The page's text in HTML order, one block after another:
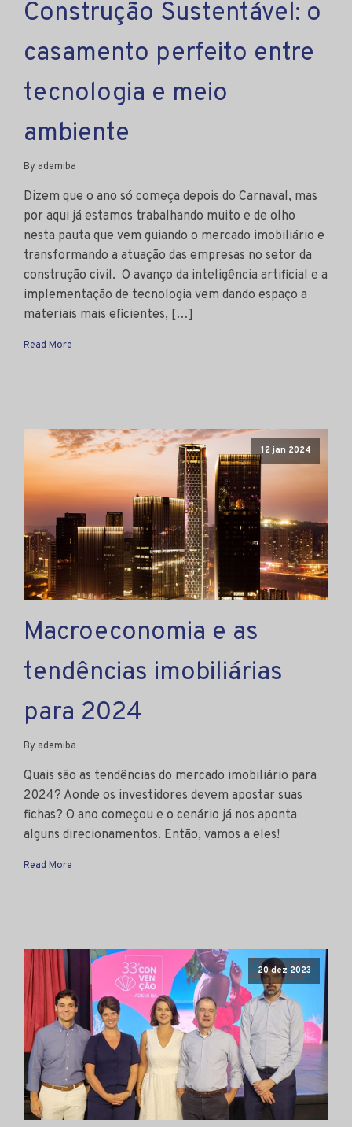
Construção Sustentável: o
casamento perfeito entre
tecnologia e meio
ambiente
By ademiba
Dizem que o ano só começa depois do Carnaval, mas
por aqui já estamos trabalhando muito e de olho
nesta pauta que vem guiando o mercado imobiliário e
transformando a atuação das empresas no setor da
construção civil. O avanço da inteligência artificial e a
implementação de tecnologia vem dando espaço a
materiais mais eficientes, […]
Read More
12 jan 2024
Macroeconomia e as
tendências imobiliárias
para 2024
By ademiba
Quais são as tendências do mercado imobiliário para
2024? Aonde os investidores devem apostar suas
fichas? O ano começou e o cenário já nos aponta
alguns direcionamentos. Então, vamos a eles!
Read More
20 dez 2023